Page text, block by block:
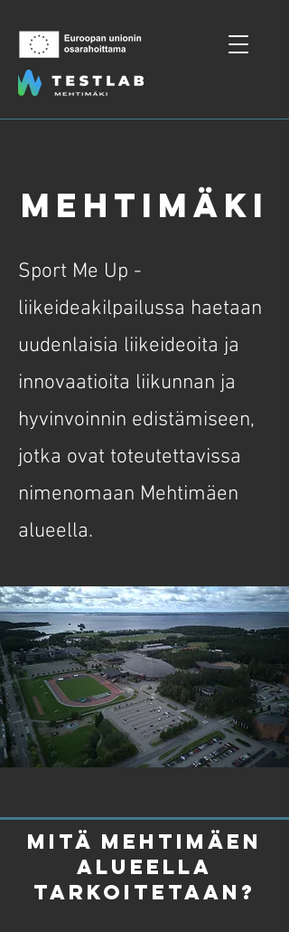
mehtimäki
Sport Me Up -
liikeideakilpailussa haetaan
uudenlaisia liikeideoita ja
innovaatioita liikunnan ja
hyvinvoinnin edistämiseen,
jotka ovat toteutettavissa
nimenomaan Mehtimäen
alueella.
Mitä mehtimäen
alueella
tarkoitetaan?